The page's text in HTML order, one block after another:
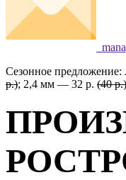
Сезонное
р.); 2,4 мм — 32 р. (40 р.)